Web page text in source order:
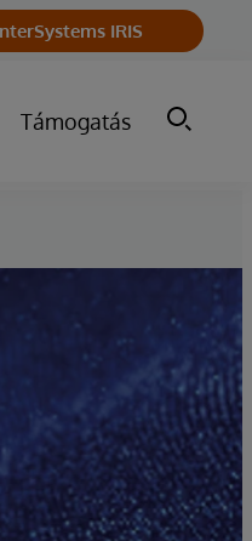
IRIS
Támogatás